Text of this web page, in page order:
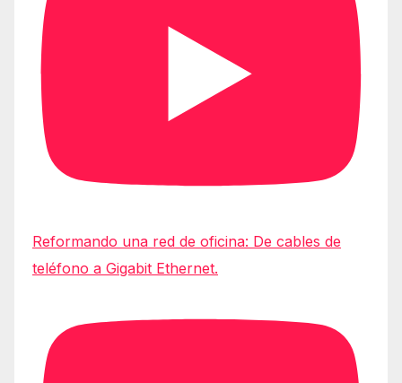
Reformando una red de oficina: De cables de
teléfono a Gigabit Ethernet.